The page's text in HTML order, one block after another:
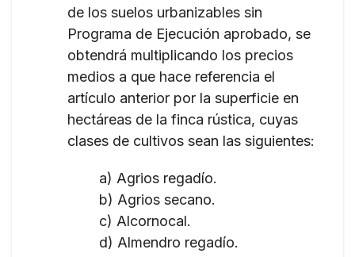
de los suelos urbanizables sin
Programa de Ejecución aprobado, se
obtendrá multiplicando los precios
medios a que hace referencia el
artículo anterior por la superficie en
hectáreas de la finca rústica, cuyas
clases de cultivos sean las siguientes:
a) Agrios regadío.
b) Agrios secano.
c) Alcornocal.
d) Almendro regadío.